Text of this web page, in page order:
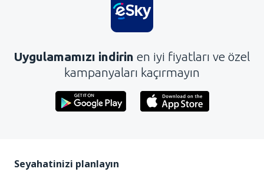
Uygulamamızı indirin en iyi fiyatları ve özel
kampanyaları kaçırmayın
Seyahatinizi planlayın